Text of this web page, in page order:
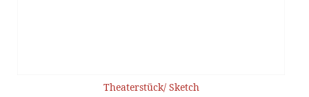
Theaterstück/ Sketch